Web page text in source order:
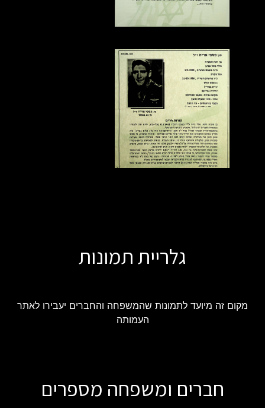
גלריית תמונות
מקום זה מיועד לתמונות שהמשפחה והחברים יעבירו לאתר
העמותה
חברים ומשפחה מספרים